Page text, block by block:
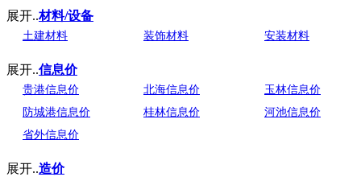
展开..材料/设备
土建材料 装饰材料 安装材料
展开..信息价
贵港信息价 北海信息价
玉林信息价
防城港信息价
桂林信息价
河池信息价
省外信息价
展开..造价